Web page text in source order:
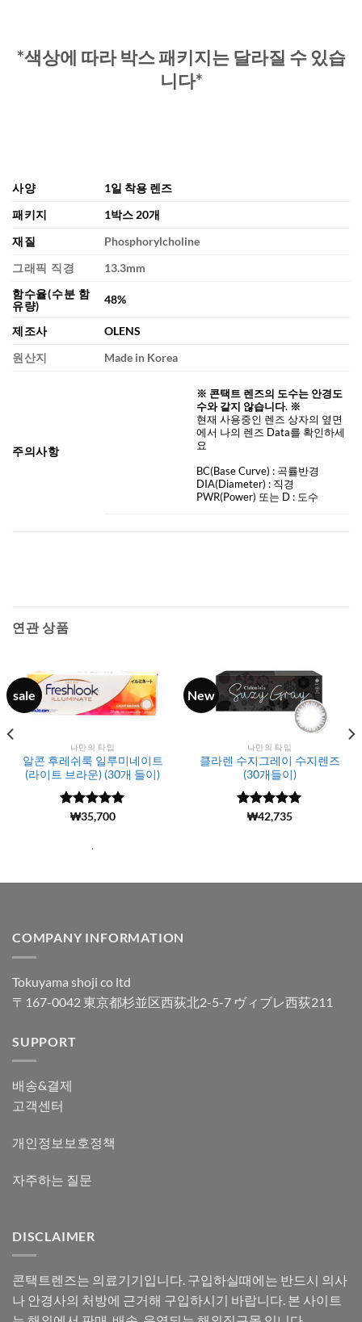
*색상에 따라 박스 패키지는 달라질 수 있습
니다*
사양
1일 착용 렌즈
패키지
1박스 20개
재질
Phosphorylcholine
그래픽 직경
13.3mm
함수율(수분 함
유량)
48%
제조사
OLENS
원산지
Made in Korea
주의사항
※ 콘택트 렌즈의 도수는 안경도
수와 같지 않습니다. ※
현재 사용중인 렌즈 상자의 옆면
에서 나의 렌즈 Data를 확인하세
요
BC(Base Curve) : 곡률반경
DIA(Diameter) : 직경
PWR(Power) 또는 D : 도수
연관 상품
sale
나만의 타입
알콘 후레쉬룩 일루미네이트
(라이트 브라운) (30개 들이)
5 중에서
(814)
₩35,700
.
New
나만의 타입
클라렌 수지그레이 수지렌즈
(30개들이)
5 중에서
(1111)
₩42,735
COMPANY INFORMATION
Tokuyama shoji co ltd
〒167-0042 東京都杉並区西荻北2-5-7 ヴィブレ西荻211
SUPPORT
배송&결제
고객센터
개인정보보호정책
자주하는 질문
DISCLAIMER
콘택트렌즈는 의료기기입니다. 구입하실때에는 반드시 의사
나 안경사의 처방에 근거해 구입하시기 바랍니다. 본 사이트